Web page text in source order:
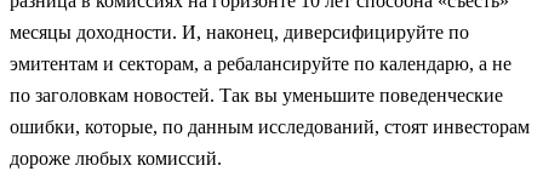
месяцы доходности. И, наконец, диверсифицируйте по
эмитентам и секторам, а ребалансируйте по календарю, а не
по заголовкам новостей. Так вы уменьшите поведенческие
ошибки, которые, по данным исследований, стоят инвесторам
дороже любых комиссий.